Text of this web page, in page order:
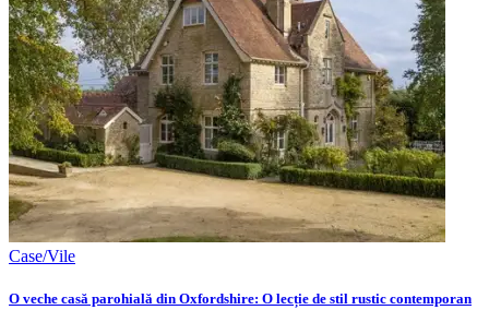
Case/Vile
O veche casă parohială din Oxfordshire: O lecție de stil rustic contemporan